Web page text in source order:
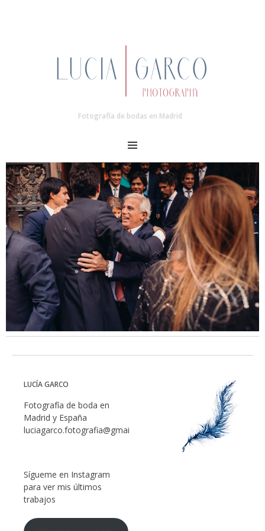
Fotografía de bodas en Madrid
MENU
LUCÍA GARCO
Fotografía de boda en
Madrid y España
luciagarco.fotografia@gmail.com
Sígueme en Instagram
para ver mis últimos
trabajos